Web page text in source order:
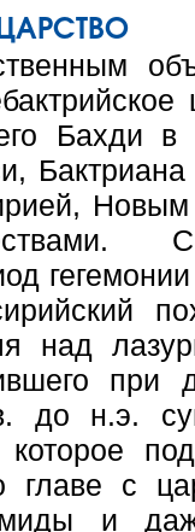
Бахди
над
при
н.э.
которое
главе с
и